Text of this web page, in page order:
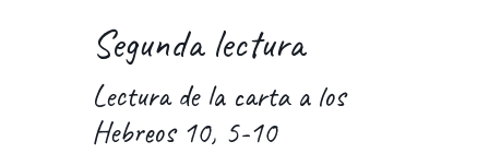
Segunda lectura
Lectura de la carta a los
Hebreos 10, 5-10